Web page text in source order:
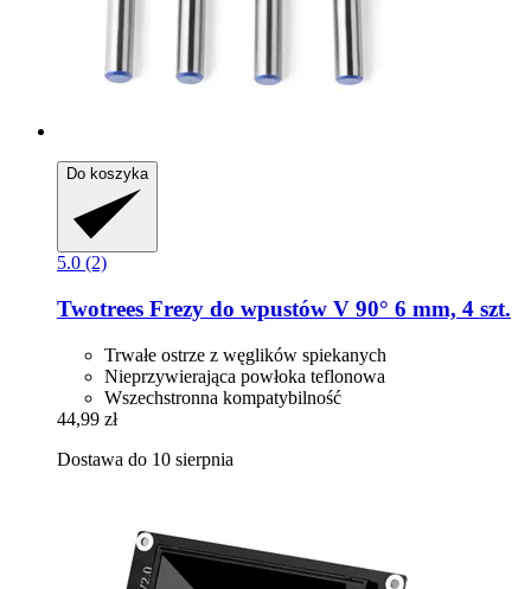
Do koszyka
5.0 (2)
Twotrees Frezy do wpustów V 90° 6 mm, 4 szt.
Trwałe ostrze z węglików spiekanych
Nieprzywierająca powłoka teflonowa
Wszechstronna kompatybilność
44,99 zł
Dostawa do 10 sierpnia